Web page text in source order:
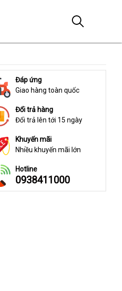
Đáp ứng
Giao hàng toàn quốc
Đổi trả hàng
Đổi trả lên tới 15 ngày
Khuyến mãi
Nhiều khuyến mãi lớn
Hotline
0938411000